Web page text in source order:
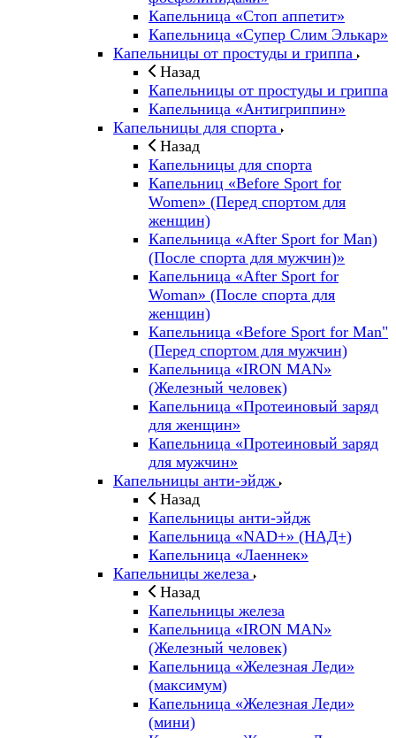
Капельница «Стоп аппетит»
Капельница «Супер Слим Элькар»
Капельницы от простуды и гриппа
Назад
Капельницы от простуды и гриппа
Капельница «Антигриппин»
Капельницы для спорта
Назад
Капельницы для спорта
Капельниц «Before Sport for
Women» (Перед спортом для
женщин)
Капельница «After Sport for Man)
(После спорта для мужчин)»
Капельница «After Sport for
Woman» (После спорта для
женщин)
Капельница «Before Sport for Man"
(Перед спортом для мужчин)
Капельница «IRON MAN»
(Железный человек)
Капельница «Протеиновый заряд
для женщин»
Капельница «Протеиновый заряд
для мужчин»
Капельницы анти-эйдж
Назад
Капельницы анти-эйдж
Капельница «NAD+» (НАД+)
Капельница «Лаеннек»
Капельницы железа
Назад
Капельницы железа
Капельница «IRON MAN»
(Железный человек)
Капельница «Железная Леди»
(максимум)
Капельница «Железная Леди»
(мини)